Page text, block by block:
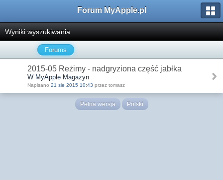
Forum MyApple.pl
Wyniki wyszukiwania
Forums
2015-05 Reżimy - nadgryziona część jabłka
W MyApple Magazyn
Napisano 21 sie 2015 10:43 przez tomasz
Pełna wersja Polski